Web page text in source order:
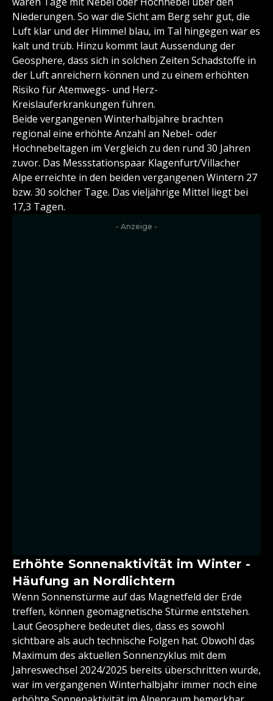
Niederungen. So war die Sicht am Berg sehr gut, die
Luft klar und der Himmel blau, im Tal hingegen war es
kalt und trüb. Hinzu kommt laut Aussendung der
Geosphere, dass sich in solchen Zeiten Schadstoffe in
der Luft anreichern können und zu einem erhöhten
Risiko für Atemwegs- und Herz-
Kreislauferkrankungen führen.
Beide vergangenen Winterhalbjahre brachten
regional eine erhöhte Anzahl an Nebel- oder
Hochnebeltagen im Vergleich zu den rund 30 Jahren
zuvor. Das Messstationspaar Klagenfurt/Villacher
Alpe erreichte in den beiden vergangenen Wintern 27
bzw. 30 solcher Tage. Das vieljährige Mittel liegt bei
17,3 Tagen.
- Anzeige -
Erhöhte Sonnenaktivität im Winter -
Häufung an Nordlichtern
Wenn Sonnenstürme auf das Magnetfeld der Erde
treffen, können geomagnetische Stürme entstehen.
Laut Geosphere bedeutet dies, dass es sowohl
sichtbare als auch technische Folgen hat. Obwohl das
Maximum des aktuellen Sonnenzyklus mit dem
Jahreswechsel 2024/2025 bereits überschritten wurde,
war im vergangenen Winterhalbjahr immer noch eine